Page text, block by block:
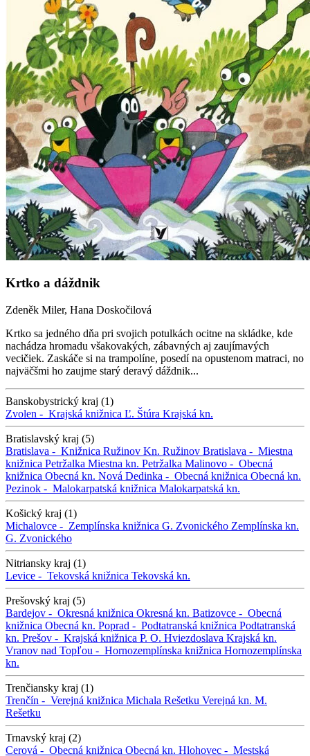
Krtko a dáždnik
Zdeněk Miler, Hana Doskočilová
Krtko sa jedného dňa pri svojich potulkách ocitne na skládke, kde
nachádza hromadu všakovakých, zábavných aj zaujímavých
vecičiek. Zaskáče si na trampolíne, posedí na opustenom matraci, no
najväčšmi ho zaujme starý deravý dáždnik...
Banskobystrický kraj (1)
Zvolen - Krajská knižnica Ľ. Štúra Krajská kn.
Bratislavský kraj (5)
Bratislava - Knižnica Ružinov Kn. Ružinov Bratislava - Miestna
knižnica Petržalka Miestna kn. Petržalka Malinovo - Obecná
knižnica Obecná kn. Nová Dedinka - Obecná knižnica Obecná kn.
Pezinok - Malokarpatská knižnica Malokarpatská kn.
Košický kraj (1)
Michalovce - Zemplínska knižnica G. Zvonického Zemplínska kn.
G. Zvonického
Nitriansky kraj (1)
Levice - Tekovská knižnica Tekovská kn.
Prešovský kraj (5)
Bardejov - Okresná knižnica Okresná kn. Batizovce - Obecná
knižnica Obecná kn. Poprad - Podtatranská knižnica Podtatranská
kn. Prešov - Krajská knižnica P. O. Hviezdoslava Krajská kn.
Vranov nad Topľou - Hornozemplínska knižnica Hornozemplínska
kn.
Trenčiansky kraj (1)
Trenčín - Verejná knižnica Michala Rešetku Verejná kn. M.
Rešetku
Trnavský kraj (2)
Cerová - Obecná knižnica Obecná kn. Hlohovec - Mestská